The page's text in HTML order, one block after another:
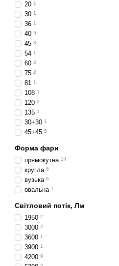
20 1
30 1
36 1
40 5
45 3
54 1
60 2
75 2
81 1
108 1
120 2
135 1
30+30 1
45+45 5
Форма фари
прямокутна 14
кругла 6
вузька 6
овальна 1
Світловий потік, Лм
1950 2
3000 2
3600 1
3900 1
4200 9